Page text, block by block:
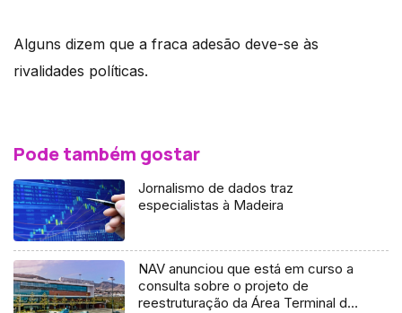
Alguns dizem que a fraca adesão deve-se às
rivalidades políticas.
Pode também gostar
Jornalismo de dados traz
especialistas à Madeira
NAV anunciou que está em curso a
consulta sobre o projeto de
reestruturação da Área Terminal da